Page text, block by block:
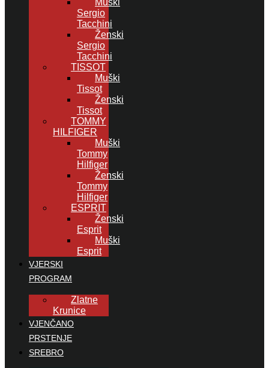
Muški
Sergio
Tacchini
Ženski
Sergio
Tacchini
TISSOT
Muški
Tissot
Ženski
Tissot
TOMMY
HILFIGER
Muški
Tommy
Hilfiger
Ženski
Tommy
Hilfiger
ESPRIT
Ženski
Esprit
Muški
Esprit
VJERSKI
PROGRAM
Zlatne
Krunice
VJENČANO
PRSTENJE
SREBRO